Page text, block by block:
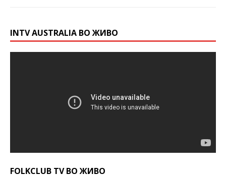
INTV AUSTRALIA ВО ЖИВО
FOLKCLUB TV ВО ЖИВО